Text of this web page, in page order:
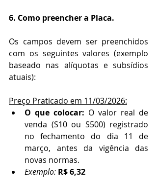
6. Como preencher a Placa.
Os campos devem ser preenchidos
com os seguintes valores (exemplo
baseado nas alíquotas e subsídios
atuais):
Preço Praticado em 11/03/2026:
O que colocar: O valor real de
venda (S10 ou S500) registrado
no fechamento do dia 11 de
março, antes da vigência das
novas normas.
Exemplo: R$ 6,32